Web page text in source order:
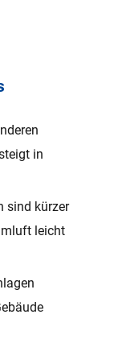
in
sind kürzer
leicht